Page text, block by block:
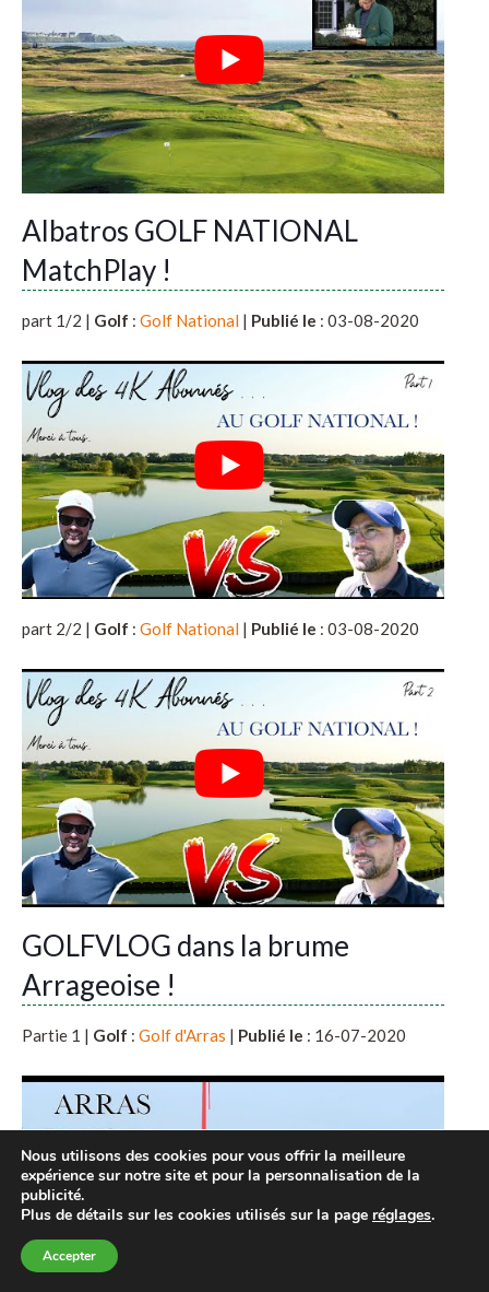
Albatros GOLF NATIONAL
MatchPlay !
part 1/2 | Golf : Golf National | Publié le : 03-08-2020
part 2/2 | Golf : Golf National | Publié le : 03-08-2020
GOLFVLOG dans la brume
Arrageoise !
Partie 1 | Golf : Golf d'Arras | Publié le : 16-07-2020
Nous utilisons des cookies pour vous offrir la meilleure
expérience sur notre site et pour la personnalisation de la
publicité.
Plus de détails sur les cookies utilisés sur la page réglages.
Accepter